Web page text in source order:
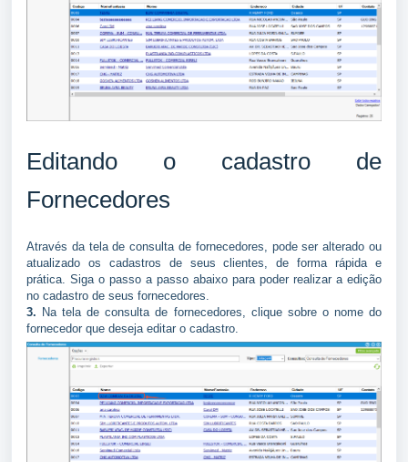
Editando o cadastro de
Fornecedores
Através da tela de consulta de fornecedores, pode ser alterado ou
atualizado os cadastros de seus clientes, de forma rápida e
prática. Siga o passo a passo abaixo para poder realizar a edição
no cadastro de seus fornecedores.
3. Na tela de consulta de fornecedores, clique sobre o nome do
fornecedor que deseja editar o cadastro.